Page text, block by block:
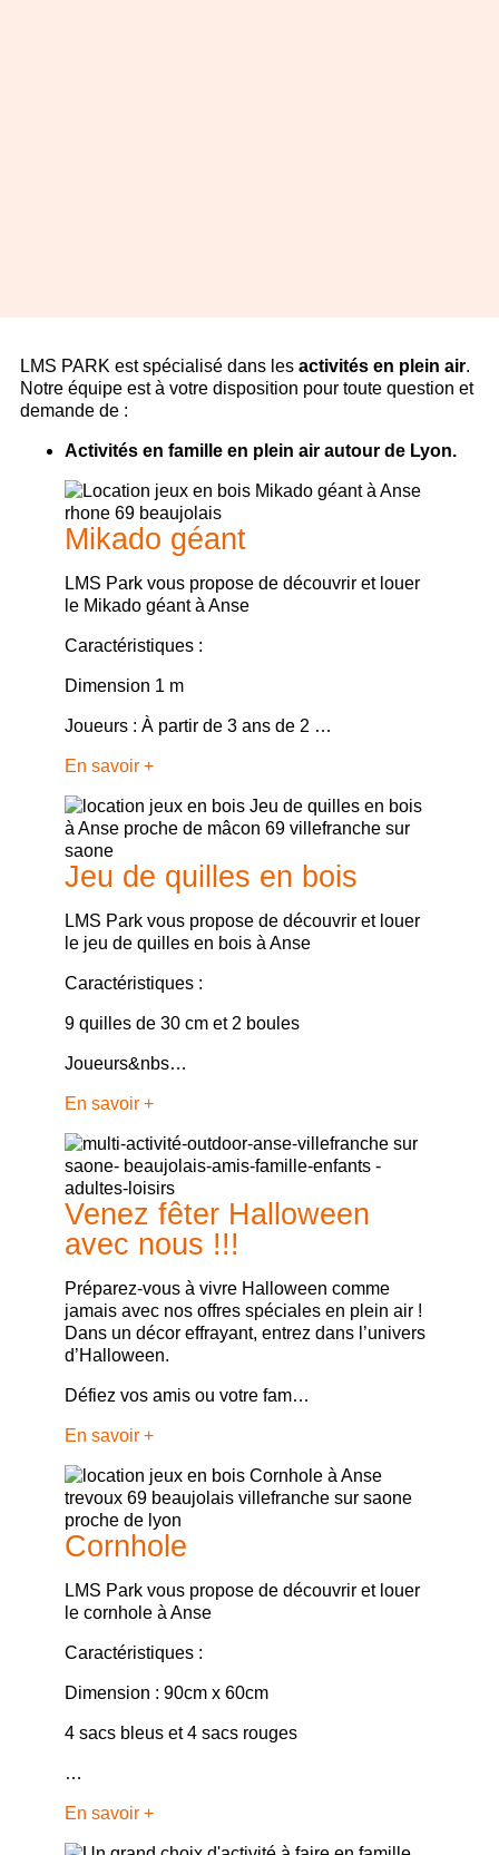
LMS PARK est spécialisé dans les activités en plein air.
Notre équipe est à votre disposition pour toute question et
demande de :
Activités en famille en plein air autour de Lyon.
Mikado géant
LMS Park vous propose de découvrir et louer
le Mikado géant à Anse
Caractéristiques :
Dimension 1 m
Joueurs : À partir de 3 ans de 2 …
En savoir +
Jeu de quilles en bois
LMS Park vous propose de découvrir et louer
le jeu de quilles en bois à Anse
Caractéristiques :
9 quilles de 30 cm et 2 boules
Joueurs&nbs…
En savoir +
Venez fêter Halloween
avec nous !!!
Préparez-vous à vivre Halloween comme
jamais avec nos offres spéciales en plein air !
Dans un décor effrayant, entrez dans l’univers
d’Halloween.
Défiez vos amis ou votre fam…
En savoir +
Cornhole
LMS Park vous propose de découvrir et louer
le cornhole à Anse
Caractéristiques :
Dimension : 90cm x 60cm
4 sacs bleus et 4 sacs rouges
…
En savoir +